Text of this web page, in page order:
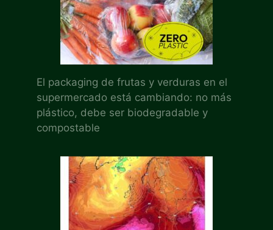
El packaging de frutas y verduras en el
supermercado está cambiando: no más
plástico, debe ser biodegradable y
compostable